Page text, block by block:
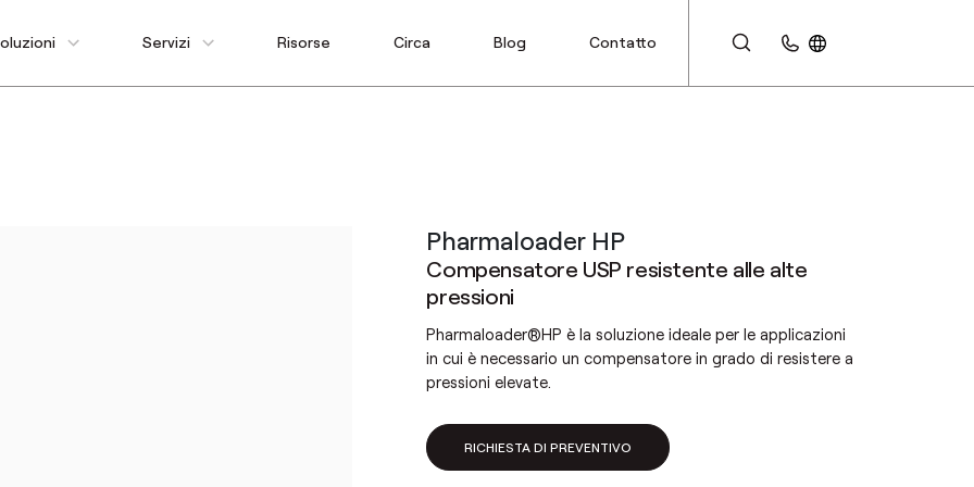
Servizi Risorse Circa Blog Contatto
Pharmaloader HP
Compensatore USP resistente alle alte
pressioni
Pharmaloader®HP è la soluzione ideale per le applicazioni
in cui è necessario un compensatore in grado di resistere a
pressioni elevate.
RICHIESTA DI PREVENTIVO